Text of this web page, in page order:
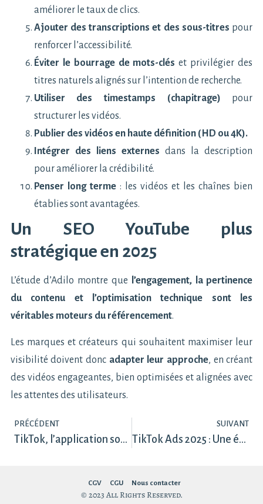
améliorer le taux de clics.
Ajouter des transcriptions et des sous-titres pour
renforcer l’accessibilité.
Éviter le bourrage de mots-clés et privilégier des
titres naturels alignés sur l’intention de recherche.
Utiliser des timestamps (chapitrage) pour
structurer les vidéos.
Publier des vidéos en haute définition (HD ou 4K).
Intégrer des liens externes dans la description
pour améliorer la crédibilité.
Penser long terme: les vidéos et les chaînes bien
établies sont avantagées.
Un SEO YouTube plus
stratégique en 2025
L’étude d’Adilo montre que
l’engagement, la pertinence
du contenu et l’optimisation technique sont les
véritables moteurs du référencement.
Les marques et créateurs qui souhaitent maximiser leur
visibilité doivent donc adapter leur approche, en créant
des vidéos engageantes, bien optimisées et alignées avec
les attentes des utilisateurs.
PRÉCÉDENT
TikTok, l’application sociale où l’on passe le plus de temps en France
SUIVANT
TikTok Ads 2025 : Une étude révèle l’impact des campagnes publicitaires sur le ROI à court et long terme
CGV CGU Nous contacter
© 2023 All Rights Reserved.